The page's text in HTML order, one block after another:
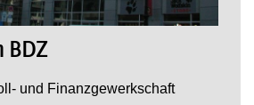
BDZ
und Finanzgewerkschaft